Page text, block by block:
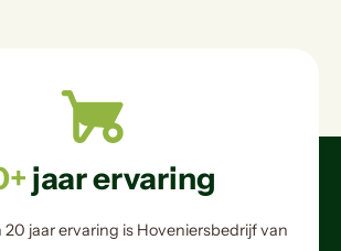
jaar ervaring
20 jaar ervaring is Hoveniersbedrijf van